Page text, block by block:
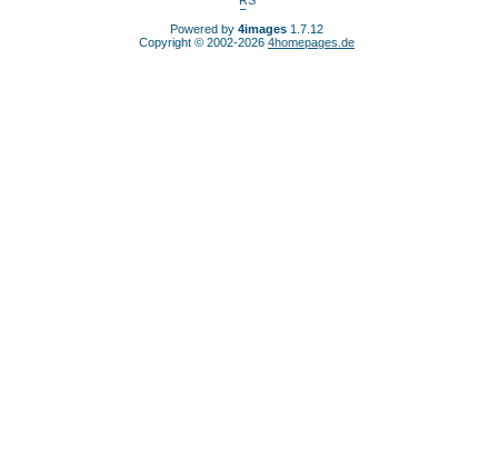
Powered by 4images 1.7.12
Copyright © 2002-2026 4homepages.de